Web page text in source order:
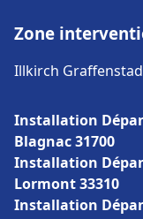
Zone
Illkirch
Installation
Blagnac 31700
Installation
Lormont 33310
Installation